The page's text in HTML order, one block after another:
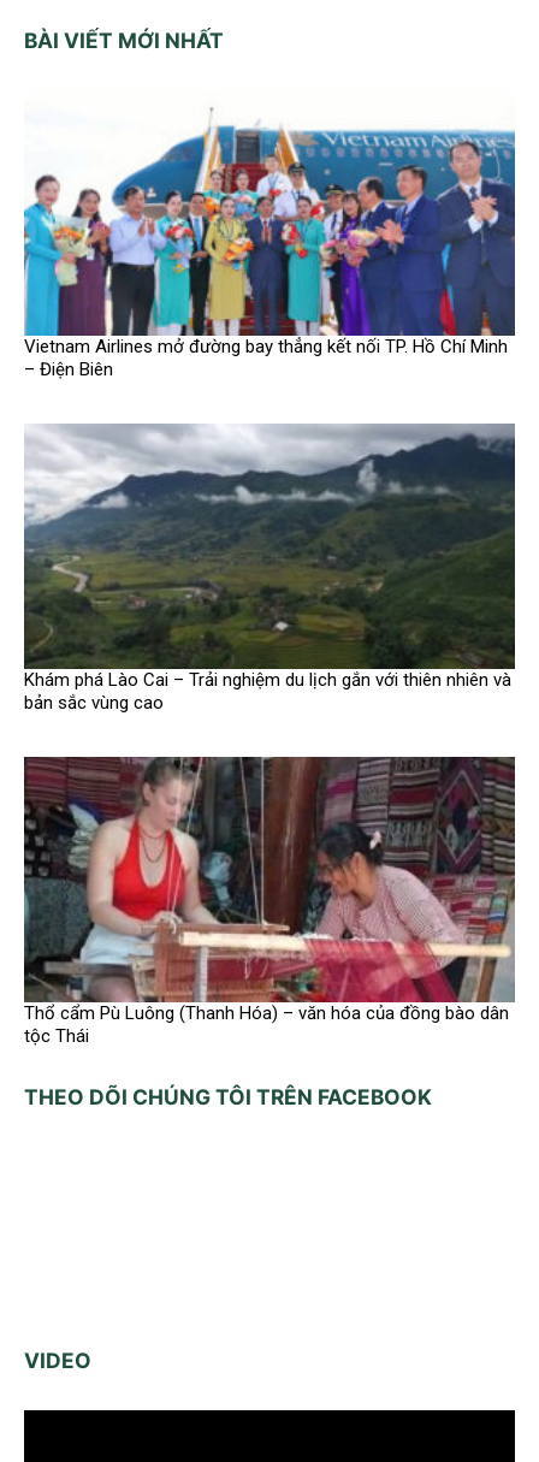
BÀI VIẾT MỚI NHẤT
Vietnam Airlines mở đường bay thẳng kết nối TP. Hồ Chí Minh
– Điện Biên
Khám phá Lào Cai – Trải nghiệm du lịch gắn với thiên nhiên và
bản sắc vùng cao
Thổ cẩm Pù Luông (Thanh Hóa) – văn hóa của đồng bào dân
tộc Thái
THEO DÕI CHÚNG TÔI TRÊN FACEBOOK
VIDEO